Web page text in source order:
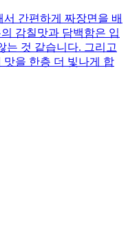
간편하게 짜장면을 배
감칠맛과 담백함은 입
는 것 같습니다. 그리고
을 한층 더 빛나게 합